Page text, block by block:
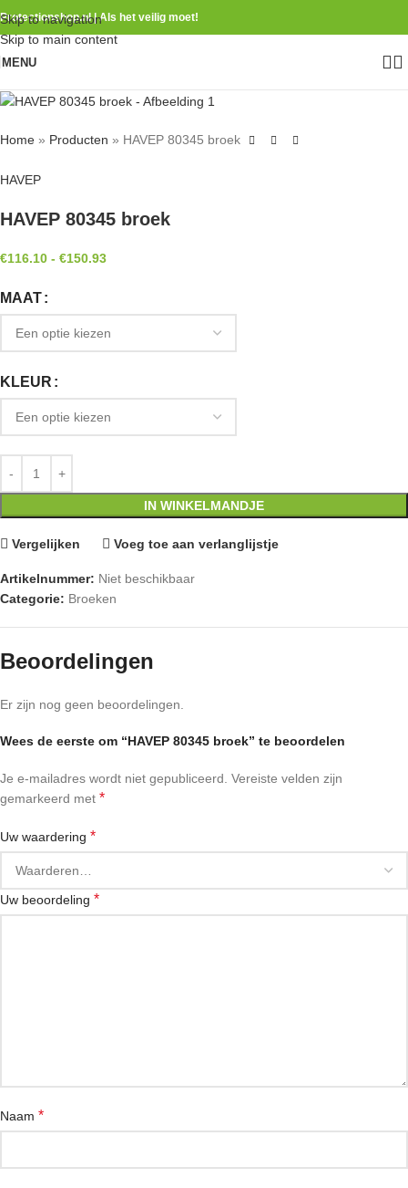
Skip to navigation
Skip to main content
Protectionshop.nl | Als het veilig moet!
MENU
Home » Producten » HAVEP 80345 broek
HAVEP
HAVEP 80345 broek
€116.10 - €150.93
MAAT
KLEUR
IN WINKELMANDJE
Vergelijken Voeg toe aan verlanglijstje
Artikelnummer: Niet beschikbaar
Categorie: Broeken
Beoordelingen
Er zijn nog geen beoordelingen.
Wees de eerste om “HAVEP 80345 broek” te beoordelen
Je e-mailadres wordt niet gepubliceerd. Vereiste velden zijn
gemarkeerd met *
Uw waardering *
Uw beoordeling *
Naam *